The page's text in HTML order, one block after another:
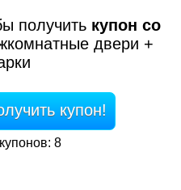
получить купон со
двери +
купон!
8